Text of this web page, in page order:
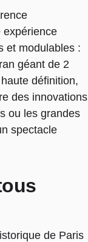
expérience
et modulables :
géant de 2
définition,
des innovations
ou les grandes
spectacle
de Paris